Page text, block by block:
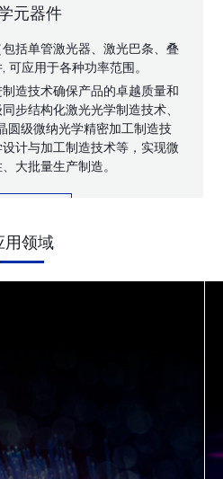
材料
，如预制金锡薄膜氮化铝衬底
材料等。
解更多
器、光纤耦合半导体激光器模
之间，功率从几瓦到千瓦级
解更多
元器件
括单管激光器、激光巴条、叠
应用于各种功率范围。
造技术确保产品的卓越质量和
步结构化激光光学制造技术、
圆级微纳光学精密加工制造技
计与加工制造技术等，实现微
大批量生产制造。
决方案
可应用于激光脱毛、激光嫩肤
用于车载激光雷达、智能舱内
解更多
术服务
元器件/原材料、光子应用解决
户提供多种技术服务。如光学
务、系统维护、备件到培训、
务、半导体激光制造服务等。
解更多
用领域